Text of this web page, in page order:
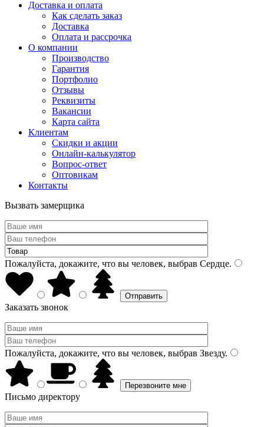
Доставка и оплата
Как сделать заказ
Доставка
Оплата и рассрочка
О компании
Производство
Гарантия
Портфолио
Отзывы
Реквизиты
Вакансии
Карта сайта
Клиентам
Скидки и акции
Онлайн-калькулятор
Вопрос-ответ
Оптовикам
Контакты
Вызвать замерщика
Пожалуйста, докажите, что вы человек, выбрав Сердце.
Заказать звонок
Пожалуйста, докажите, что вы человек, выбрав Звезду.
Письмо директору